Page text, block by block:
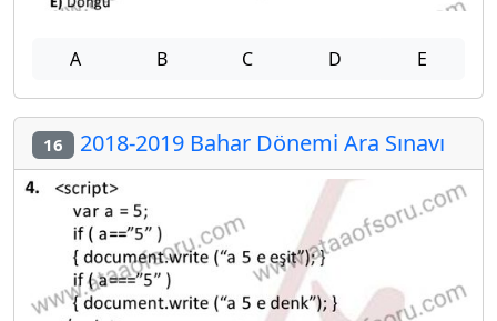
A B C D E
16 2018-2019 Bahar Dönemi Ara Sınavı